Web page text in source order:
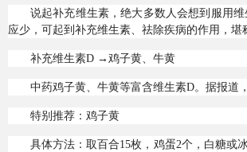
说起补充维生素，绝大多数人会想到服用
应少，可起到补充维生素、祛除疾病的作用，堪
补充维生素D →鸡子黄、牛黄
中药鸡子黄、牛黄等富含维生素D。据报道
特别推荐：鸡子黄
具体方法：取百合15枚，鸡蛋2个，白糖或